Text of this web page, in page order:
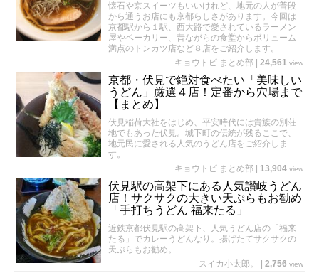
懐石や京スイーツもいいけれど、地元の人が普段
から通うお店にも京都らしさがあります。今回は
京都駅から１駅、西大路で愛されているラーメン
屋やベーカリー、昔ながらの食堂からボリューム
満点のトンカツ店など８店をご紹介します。
キョウトピ まとめ部
24,561 view
京都・伏見で絶対食べたい「美味しい
うどん」厳選４店！定番から穴場まで
【まとめ】
伏見稲荷大社をはじめ、平安時代には貴族の別荘
地でもあった伏見。城下町の伝統が残るここで、
地元民に愛される人気のうどん店をご紹介しま
す。
キョウトピ まとめ部
13,904 view
伏見駅の高架下にある人気讃岐うどん
店！サクサクの大きい天ぷらもお勧め
「手打ちうどん 福来たる」
近鉄京都伏見駅の高架下、人気うどん店の「福来
たる」でカレーうどんなり。揚げたてサクサクの
天ぷらもお勧め。
スイカ小太郎。
2,756 view